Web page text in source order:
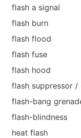
flash a signal
flash burn
flash flood
flash fuse
flash hood
flash suppressor
flash-bang
flash-blindness
heat flash